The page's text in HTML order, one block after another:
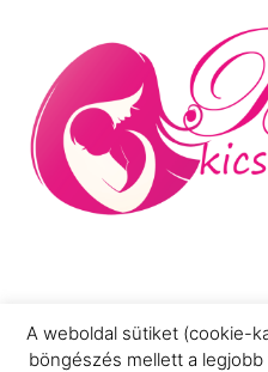
Impresszum
A weboldal sütiket (cookie-
böngészés mellett a